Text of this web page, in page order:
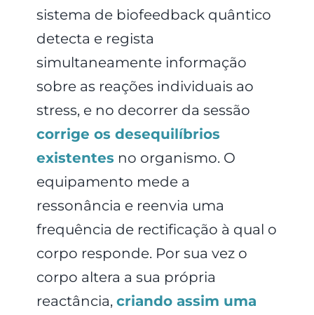
sistema de biofeedback quântico
detecta e regista
simultaneamente informação
sobre as reações individuais ao
stress, e no decorrer da sessão
corrige os desequilíbrios
existentes no organismo. O
equipamento mede a
ressonância e reenvia uma
frequência de rectificação à qual o
corpo responde. Por sua vez o
corpo altera a sua própria
reactância,criando assim uma